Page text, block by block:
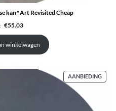
kan^Art Revisited Cheap
Oorspronkelijke
was:
€90.21.
€55.03Huidige
is:
€55.03.
winkelwagen
AANBIEDING
IN